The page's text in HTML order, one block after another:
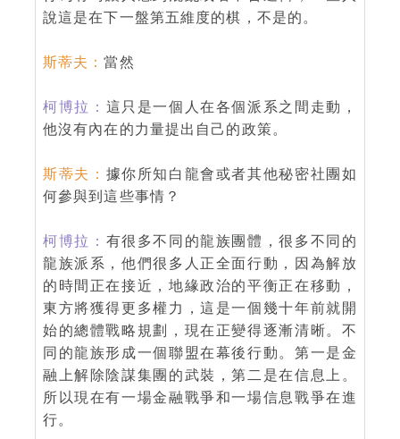
說這是在下一盤第五維度的棋，不是的。
斯蒂夫：當然
柯博拉： 這只是一個人在各個派系之間走動，
他沒有內在的力量提出自己的政策。
斯蒂夫： 據你所知白龍會或者其他秘密社團如
何參與到這些事情？
柯博拉： 有很多不同的龍族團體，很多不同的
龍族派系，他們很多人正全面行動，因為解放
的時間正在接近，地緣政治的平衡正在移動，
東方將獲得更多權力，這是一個幾十年前就開
始的總體戰略規劃，現在正變得逐漸清晰。不
同的龍族形成一個聯盟在幕後行動。第一是金
融上解除陰謀集團的武裝，第二是在信息上。
所以現在有一場金融戰爭和一場信息戰爭在進
行。